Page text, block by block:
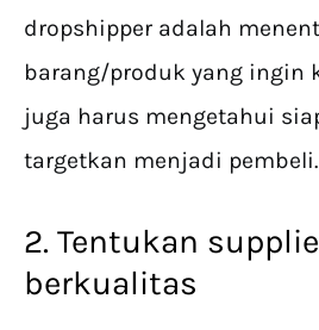
dropshipper adalah
barang/produk yang ingin
juga harus mengetahui
targetkan menjadi pembeli.
2. Tentukan
berkualitas